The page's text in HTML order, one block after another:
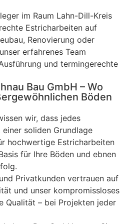
im Raum Lahn-Dill-Kreis
Estricharbeiten auf
Renovierung oder
erfahrenes Team
und termingerechte
Bau GmbH – Wo
Böden
wir, dass jedes
soliden Grundlage
hochwertige Estricharbeiten
für Ihre Böden und ebnen
Privatkunden vertrauen auf
und unser kompromissloses
Qualität – bei Projekten jeder